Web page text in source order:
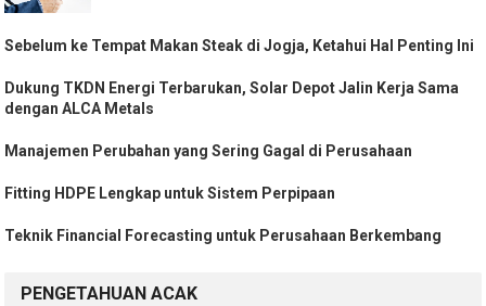
Sebelum ke Tempat Makan Steak di Jogja, Ketahui Hal Penting Ini
Dukung TKDN Energi Terbarukan, Solar Depot Jalin Kerja Sama
dengan ALCA Metals
Manajemen Perubahan yang Sering Gagal di Perusahaan
Fitting HDPE Lengkap untuk Sistem Perpipaan
Teknik Financial Forecasting untuk Perusahaan Berkembang
PENGETAHUAN ACAK